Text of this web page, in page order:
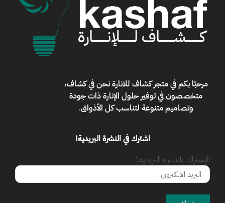
مرحبًا بكم فيمتجر كشاف للانارةنحن في كشاف،
متخصصون في توفير حلول الإنارة ذات جودة
وتصاميم متنوعة لتناسب كل الأذواق.
اشترك في النشرة البريدية!
الإشتراك بالنشرة البريدية.!